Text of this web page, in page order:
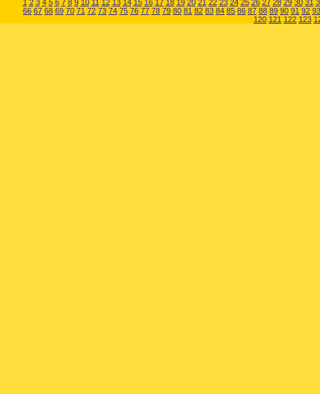
1 2 3 4 5 6 7 8 9 10 11 12 13 14 15 16 17 18 19 20 21 22 23 24 25 26 27 28 29 30 31
66 67 68 69 70 71 72 73 74 75 76 77 78 79 80 81 82 83 84 85 86 87 88 89 90 91 92 93
120 121 122 123